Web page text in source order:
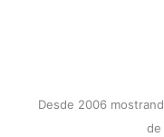
Desde 2006
de